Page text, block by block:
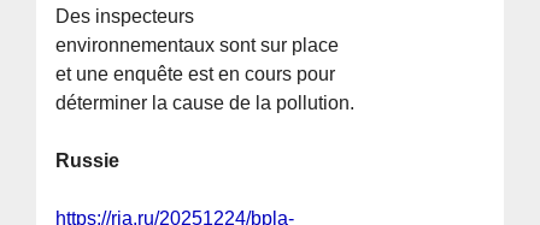
Des inspecteurs
environnementaux sont sur place
et une enquête est en cours pour
déterminer la cause de la pollution.
Russie
https://ria.ru/20251224/bpla-